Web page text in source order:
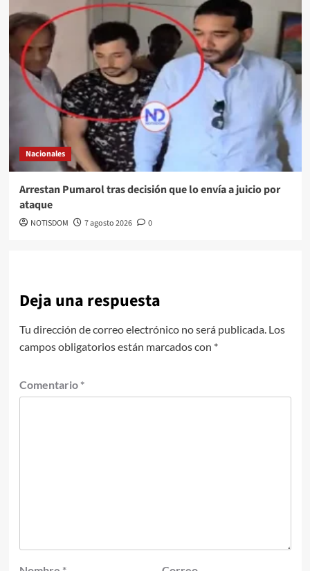
Nacionales
Arrestan Pumarol tras decisión que lo envía a juicio por
ataque
NOTISDOM 7 agosto 2026 0
Deja una respuesta
Tu dirección de correo electrónico no será publicada. Los
campos obligatorios están marcados con *
Comentario *